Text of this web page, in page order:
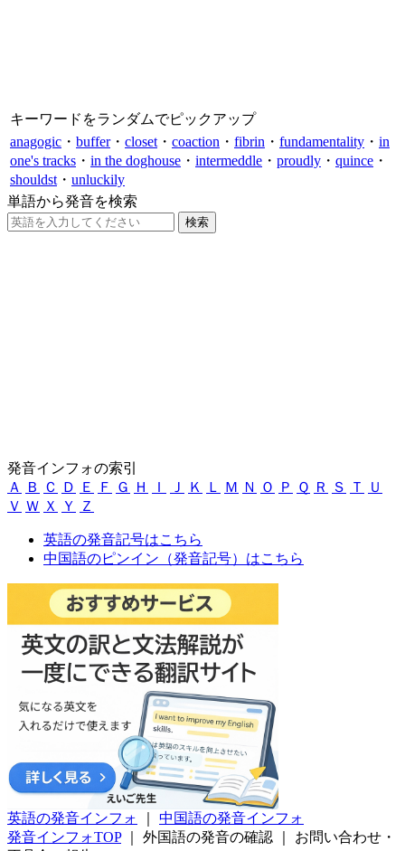
キーワードをランダムでピックアップ
anagogic ・ buffer・ closet ・ coaction ・ fibrin ・ fundamentality ・ in
one's tracks ・ in the doghouse ・ intermeddle ・ proudly ・ quince ・
shouldst ・ unluckily
単語から発音を検索
発音インフォの索引
Ａ
Ｂ Ｃ Ｄ Ｅ Ｆ Ｇ Ｈ Ｉ Ｊ Ｋ Ｌ Ｍ Ｎ Ｏ Ｐ Ｑ Ｒ Ｓ Ｔ
Ｕ
Ｖ Ｗ Ｘ Ｙ Ｚ
英語の発音記号はこちら
中国語のピンイン（発音記号）はこちら
英語の発音インフォ
中国語の発音インフォ
発音インフォTOP
外国語の発音の確認
お問い合わせ・